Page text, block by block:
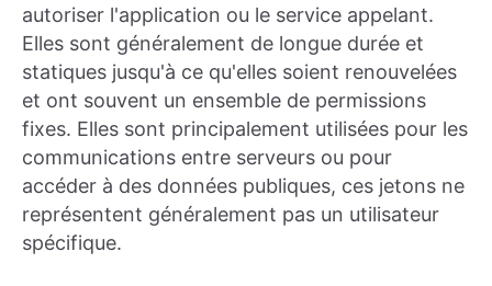
autoriser l'application ou le service appelant.
Elles sont généralement de longue durée et
statiques jusqu'à ce qu'elles soient renouvelées
et ont souvent un ensemble de permissions
fixes. Elles sont principalement utilisées pour les
communications entre serveurs ou pour
accéder à des données publiques, ces jetons ne
représentent généralement pas un utilisateur
spécifique.